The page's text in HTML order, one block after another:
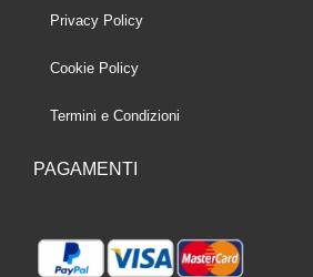
Privacy Policy
Cookie Policy
Termini e Condizioni
PAGAMENTI